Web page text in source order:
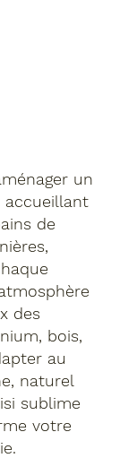
un
accueillant
de
des
bois,
au
naturel
sublime
votre